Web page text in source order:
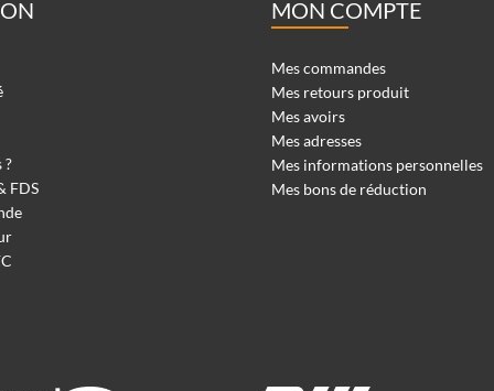
?
FDS
MON COMPTE
Mes commandes
Mes retours produit
Mes avoirs
Mes adresses
Mes informations personnelles
Mes bons de réduction